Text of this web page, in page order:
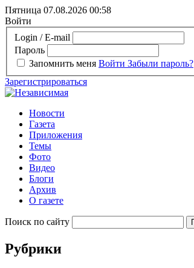
Пятница 07.08.2026 00:58
Войти
Login / E-mail
Пароль
Запомнить меня Войти Забыли пароль?
Зарегистрироваться
Новости
Газета
Приложения
Темы
Фото
Видео
Блоги
Архив
О газете
Поиск по сайту
Рубрики